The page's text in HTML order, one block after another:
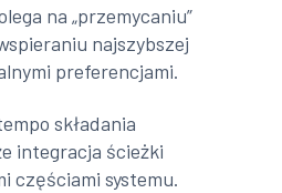
na „przemycaniu”
najszybszej
preferencjami.
składania
integracja ścieżki
częściami systemu.